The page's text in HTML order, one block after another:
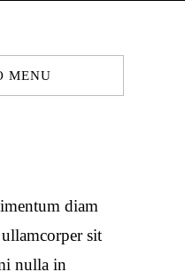
MENU
diam
sit
nulla in